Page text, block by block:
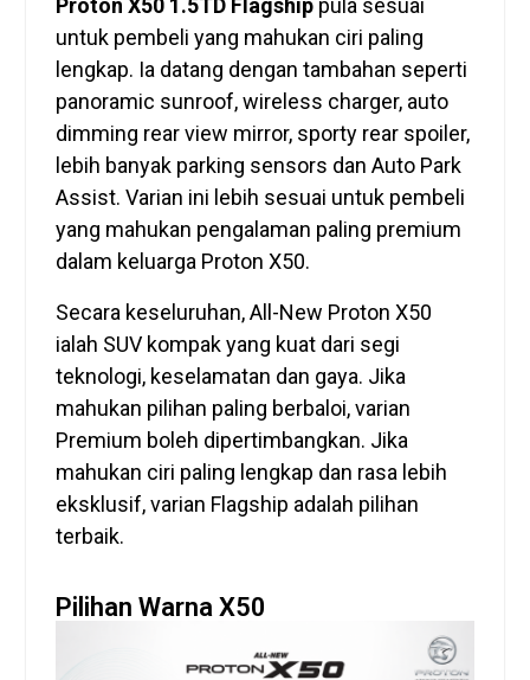
Proton X50 1.5TD Flagshippula sesuai
untuk pembeli yang mahukan ciri paling
lengkap. Ia datang dengan tambahan seperti
panoramic sunroof, wireless charger, auto
dimming rear view mirror, sporty rear spoiler,
lebih banyak parking sensors dan Auto Park
Assist. Varian ini lebih sesuai untuk pembeli
yang mahukan pengalaman paling premium
dalam keluarga Proton X50.
Secara keseluruhan, All-New Proton X50
ialah SUV kompak yang kuat dari segi
teknologi, keselamatan dan gaya. Jika
mahukan pilihan paling berbaloi, varian
Premium boleh dipertimbangkan. Jika
mahukan ciri paling lengkap dan rasa lebih
eksklusif, varian Flagship adalah pilihan
terbaik.
Pilihan Warna X50